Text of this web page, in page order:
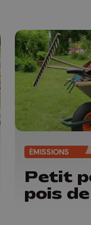
ÉMISSIONS
Petit
pois